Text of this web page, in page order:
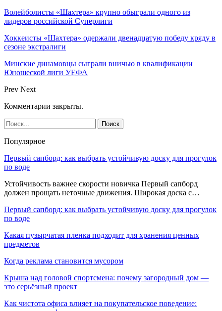
Волейболисты «Шахтера» крупно обыграли одного из
лидеров российской Суперлиги
Хоккеисты «Шахтера» одержали двенадцатую победу кряду в
сезоне экстралиги
Минские динамовцы сыграли вничью в квалификации
Юношеской лиги УЕФА
Prev Next
Комментарии закрыты.
Популярное
Первый сапборд: как выбрать устойчивую доску для прогулок
по воде
Устойчивость важнее скорости новичка Первый сапборд
должен прощать неточные движения. Широкая доска с…
Первый сапборд: как выбрать устойчивую доску для прогулок
по воде
Какая пузырчатая пленка подходит для хранения ценных
предметов
Когда реклама становится мусором
Крыша над головой спортсмена: почему загородный дом —
это серьёзный проект
Как чистота офиса влияет на покупательское поведение: